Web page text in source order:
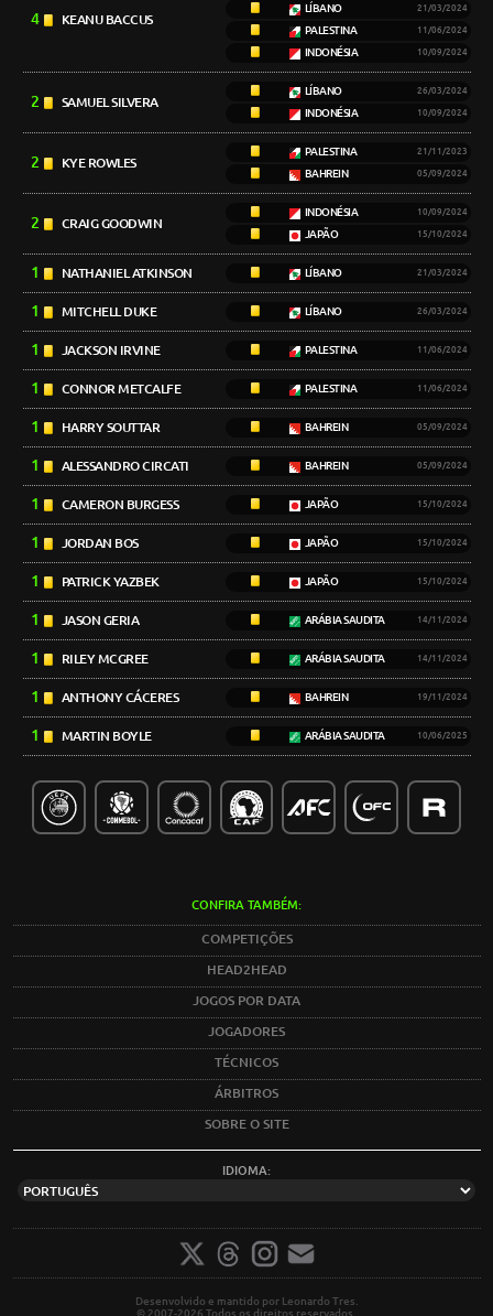
4 KEANU BACCUS
LÍBANO 21/03/2024
PALESTINA 11/06/2024
INDONÉSIA 10/09/2024
2 SAMUEL SILVERA
LÍBANO 26/03/2024
INDONÉSIA 10/09/2024
2 KYE ROWLES
PALESTINA 21/11/2023
BAHREIN 05/09/2024
2 CRAIG GOODWIN
INDONÉSIA 10/09/2024
JAPÃO 15/10/2024
1 NATHANIEL ATKINSON LÍBANO 21/03/2024
1 MITCHELL DUKE LÍBANO 26/03/2024
1 JACKSON IRVINE PALESTINA 11/06/2024
1 CONNOR METCALFE PALESTINA 11/06/2024
1 HARRY SOUTTAR BAHREIN 05/09/2024
1 ALESSANDRO CIRCATI BAHREIN 05/09/2024
1 CAMERON BURGESS JAPÃO 15/10/2024
1 JORDAN BOS JAPÃO 15/10/2024
1 PATRICK YAZBEK JAPÃO 15/10/2024
1 JASON GERIA ARÁBIA SAUDITA 14/11/2024
1 RILEY MCGREE ARÁBIA SAUDITA 14/11/2024
1 ANTHONY CÁCERES BAHREIN 19/11/2024
1 MARTIN BOYLE ARÁBIA SAUDITA 10/06/2025
CONFIRA TAMBÉM:
COMPETIÇÕES
HEAD2HEAD
JOGOS POR DATA
JOGADORES
TÉCNICOS
ÁRBITROS
SOBRE O SITE
IDIOMA:
Desenvolvido e mantido por Leonardo Tres.
© 2007-2026 Todos os direitos reservados.